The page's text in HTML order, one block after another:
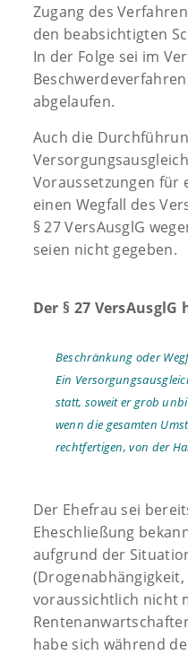
Zugang des
den beabsichtigten
In der Folge sei im
abgelaufen.
Auch die
Voraussetzungen für
einen Wegfall des
§ 27 VersAusglG
seien nicht gegeben.
Der § 27
Beschränkung oder
Ein
statt, soweit er grob
wenn die gesamten
rechtfertigen, von der
Der Ehefrau sei
Eheschließung
aufgrund der
voraussichtlich nicht
habe sich während